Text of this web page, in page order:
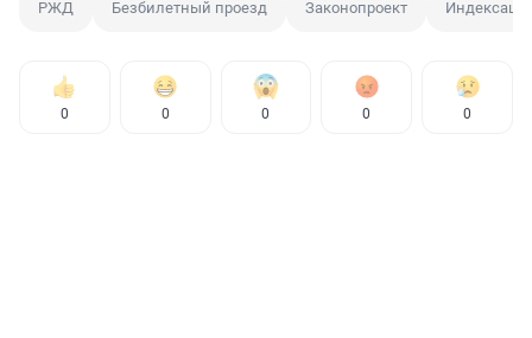
РЖД Безбилетный проезд Законопроект
0 0 0 0 0